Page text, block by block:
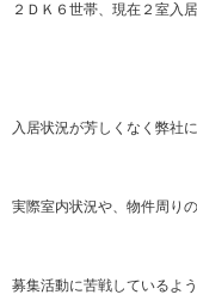
２ＤＫ６世帯、現在２室入
入居状況が芳しくなく弊社
実際室内状況や、物件周り
募集活動に苦戦しているよう